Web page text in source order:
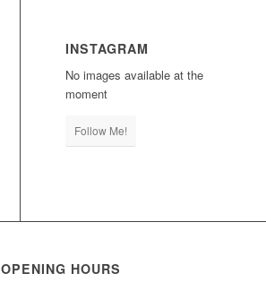
INSTAGRAM
No images available at the
moment
Follow Me!
OPENING HOURS